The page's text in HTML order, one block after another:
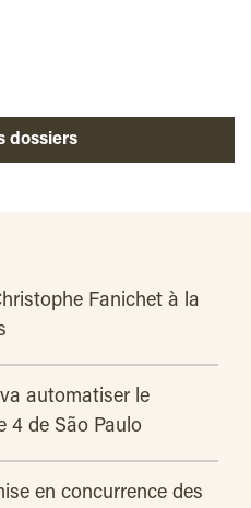
nos dossiers
Fanichet à la
automatiser le
4 de São Paulo
en concurrence des